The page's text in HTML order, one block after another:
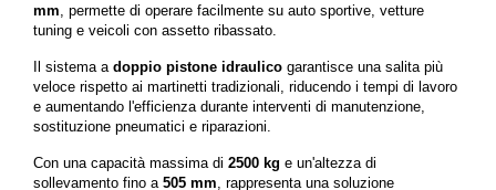
mm , permette di operare facilmente su auto sportive, vetture
tuning e veicoli con assetto ribassato.
Il sistema a doppio pistone idraulico garantisce una salita più
veloce rispetto ai martinetti tradizionali, riducendo i tempi di lavoro
e aumentando l'efficienza durante interventi di manutenzione,
sostituzione pneumatici e riparazioni.
Con una capacità massima di 2500 kg e un'altezza di
sollevamento fino a 505 mm , rappresenta una soluzione